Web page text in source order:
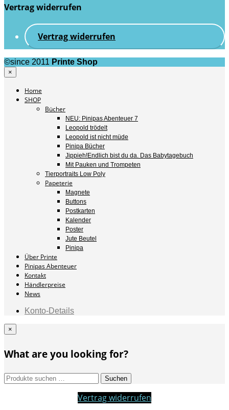
Vertrag widerrufen
Vertrag widerrufen
©since 2011 Printe Shop
×
Home
SHOP
Bücher
NEU: Pinipas Abenteuer 7
Leopold trödelt
Leopold ist nicht müde
Pinipa Bücher
Jippieh!Endlich bist du da. Das Babytagebuch
Mit Pauken und Trompeten
Tierportraits Low Poly
Papeterie
Magnete
Buttons
Postkarten
Kalender
Poster
Jute Beutel
Pinipa
Über Printe
Pinipas Abenteuer
Kontakt
Händlerpreise
News
Konto-Details
×
What are you looking for?
Suchen
Suchen
Vertrag widerrufen